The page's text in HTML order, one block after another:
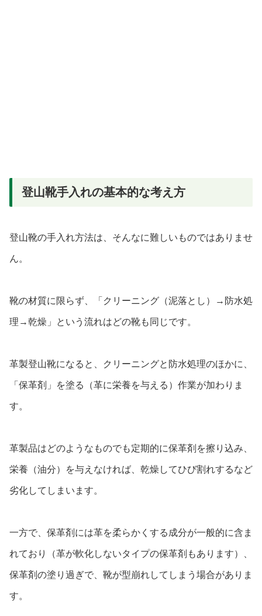
登山靴手入れの基本的な考え方
登山靴の手入れ方法は、そんなに難しいものではありませ
ん。
靴の材質に限らず、「クリーニング（泥落とし）→防水処
理→乾燥」という流れはどの靴も同じです。
革製登山靴になると、クリーニングと防水処理のほかに、
「保革剤」を塗る（革に栄養を与える）作業が加わりま
す。
革製品はどのようなものでも定期的に保革剤を擦り込み、
栄養（油分）を与えなければ、乾燥してひび割れするなど
劣化してしまいます。
一方で、保革剤には革を柔らかくする成分が一般的に含ま
れており（革が軟化しないタイプの保革剤もあります）、
保革剤の塗り過ぎで、靴が型崩れしてしまう場合がありま
す。